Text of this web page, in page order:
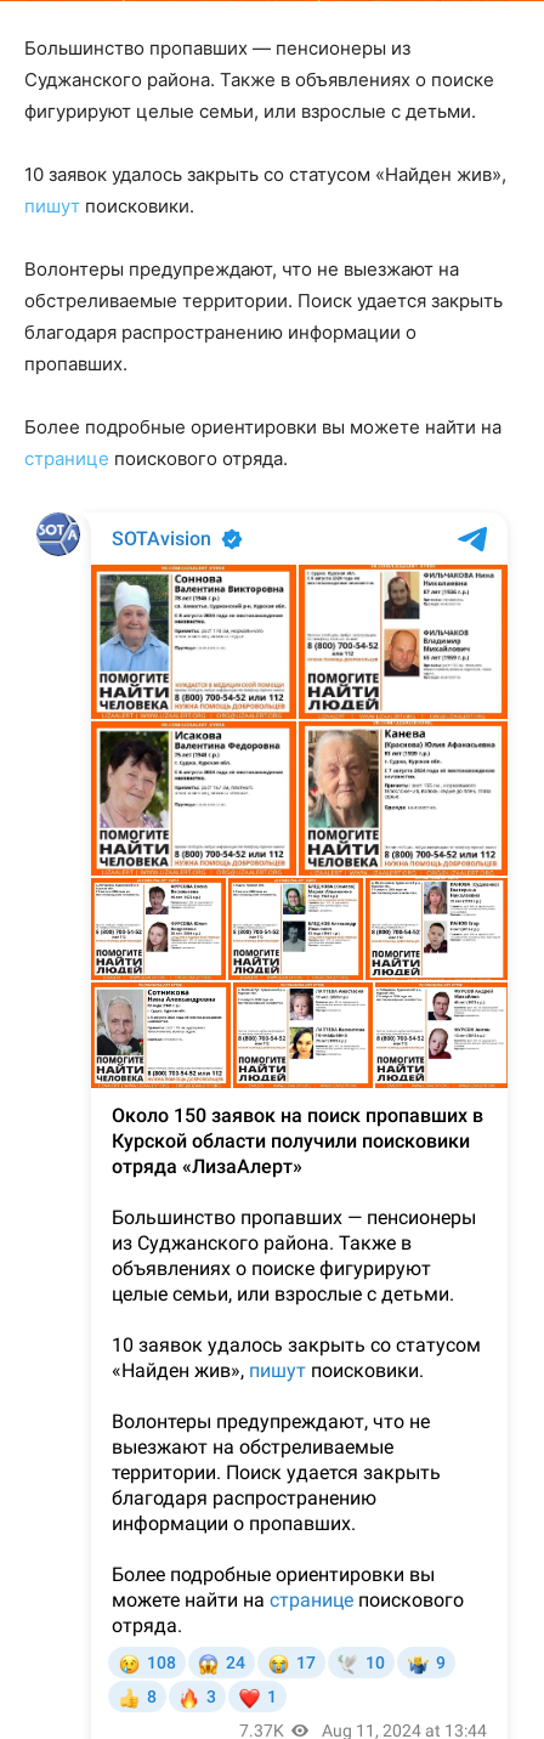
Большинство пропавших — пенсионеры из
Суджанского района. Также в объявлениях о поиске
фигурируют целые семьи, или взрослые с детьми.
10 заявок удалось закрыть со статусом «Найден жив»,
пишут поисковики.
Волонтеры предупреждают, что не выезжают на
обстреливаемые территории. Поиск удается закрыть
благодаря распространению информации о
пропавших.
Более подробные ориентировки вы можете найти на
странице поискового отряда.